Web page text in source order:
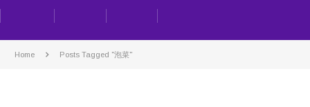
Home Posts Tagged "泡菜"